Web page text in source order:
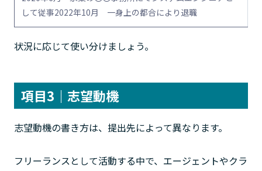
して従事2022年10月 一身上の都合により退職
状況に応じて使い分けましょう。
項目3｜志望動機
志望動機の書き方は、提出先によって異なります。
フリーランスとして活動する中で、エージェントやクラ